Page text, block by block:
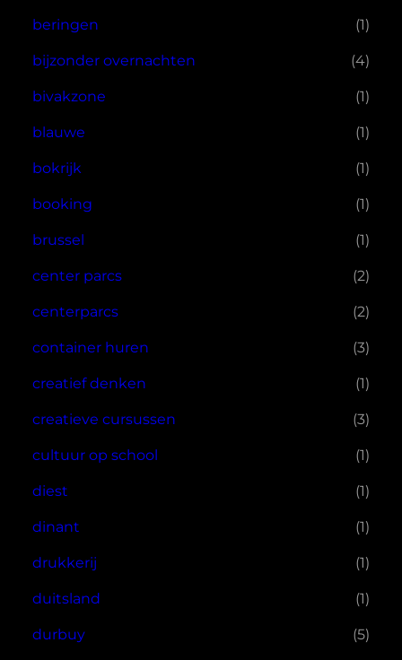
beringen (1)
bijzonder overnachten (4)
bivakzone (1)
blauwe (1)
bokrijk (1)
booking (1)
brussel (1)
center parcs (2)
centerparcs (2)
container huren (3)
creatief denken (1)
creatieve cursussen (3)
cultuur op school (1)
diest (1)
dinant (1)
drukkerij (1)
duitsland (1)
durbuy (5)